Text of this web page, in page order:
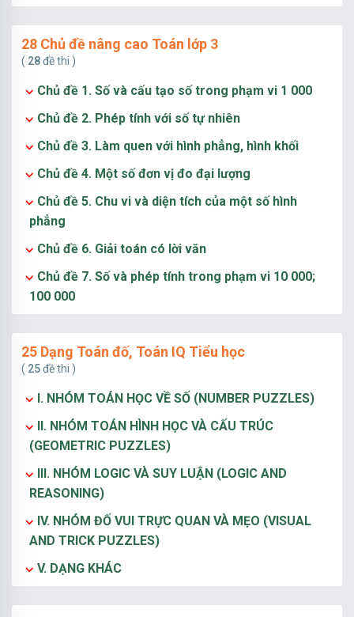
28 Chủ đề nâng cao Toán lớp 3
( 28đề thi )
Chủ đề 1. Số và cấu tạo số trong phạm vi 1 000
Chủ đề 2. Phép tính với số tự nhiên
Chủ đề 3. Làm quen với hình phẳng, hình khối
Chủ đề 4. Một số đơn vị đo đại lượng
Chủ đề 5. Chu vi và diện tích của một số hình
phẳng
Chủ đề 6. Giải toán có lời văn
Chủ đề 7. Số và phép tính trong phạm vi 10 000;
100 000
25 Dạng Toán đố, Toán IQ Tiểu học
( 25đề thi )
I. NHÓM TOÁN HỌC VỀ SỐ (NUMBER PUZZLES)
II. NHÓM TOÁN HÌNH HỌC VÀ CẤU TRÚC
(GEOMETRIC PUZZLES)
III. NHÓM LOGIC VÀ SUY LUẬN (LOGIC AND
REASONING)
IV. NHÓM ĐỐ VUI TRỰC QUAN VÀ MẸO (VISUAL
AND TRICK PUZZLES)
V. DẠNG KHÁC